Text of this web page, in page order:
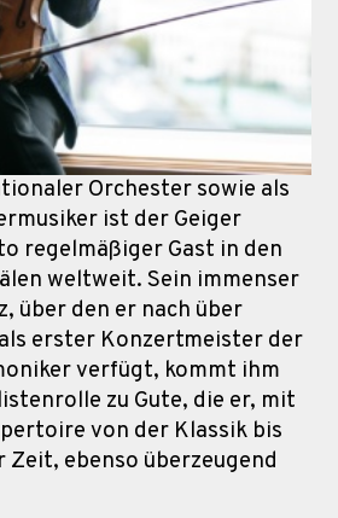
Orchester sowie als
ist der Geiger
regelmäßiger Gast in den
weltweit. Sein immenser
über den er nach über
erster Konzertmeister der
verfügt, kommt ihm
zu Gute, die er, mit
von der Klassik bis
Zeit, ebenso überzeugend